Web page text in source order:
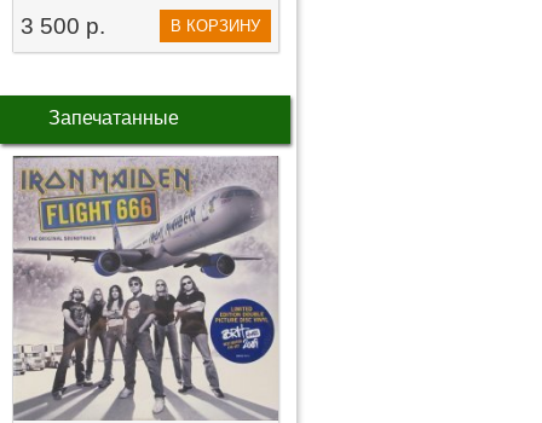
3 500 р. В КОРЗИНУ
Запечатанные